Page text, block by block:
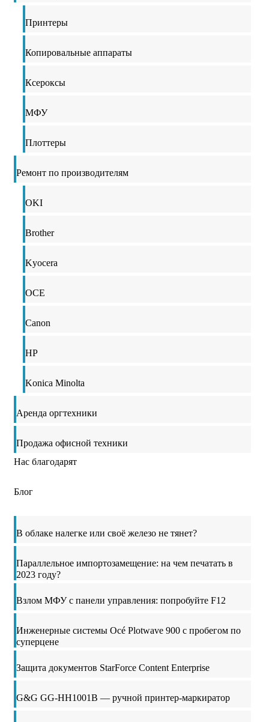
Принтеры
Копировальные аппараты
Ксероксы
МФУ
Плоттеры
Ремонт по производителям
OKI
Brother
Kyocera
OCE
Canon
HP
Konica Minolta
Аренда оргтехники
Продажа офисной техники
Нас благодарят
Блог
В облаке налегке или своё железо не тянет?
Параллельное импортозамещение: на чем печатать в
2023 году?
Взлом МФУ с панели управления: попробуйте F12
Инженерные системы Océ Plotwave 900 с пробегом по
суперцене
Защита документов StarForce Content Enterprise
G&G GG-HH1001B — ручной принтер-маркиратор